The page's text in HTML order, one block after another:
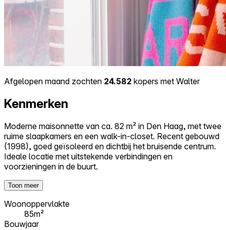
Afgelopen maand zochten 24.582 kopers met Walter
Kenmerken
Moderne maisonnette van ca. 82 m² in Den Haag, met twee
ruime slaapkamers en een walk-in-closet. Recent gebouwd
(1998), goed geïsoleerd en dichtbij het bruisende centrum.
Ideale locatie met uitstekende verbindingen en
voorzieningen in de buurt.
Toon meer
Woonoppervlakte
85m²
Bouwjaar